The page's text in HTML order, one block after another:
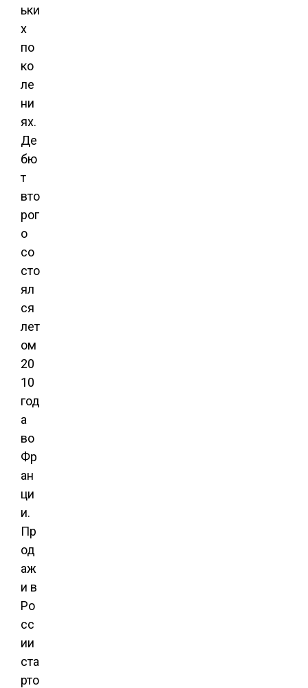
ьки
х
по
ко
ле
ни
ях.
Де
бю
т
вто
рог
о
со
сто
ял
ся
лет
ом
20
10
год
а
во
Фр
ан
ци
и.
Пр
од
аж
и в
Ро
сс
ии
ста
рто